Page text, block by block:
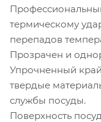
термическому
перепадов
Прозрачен и
Упрочненный
твердые
службы посуды.
Поверхность